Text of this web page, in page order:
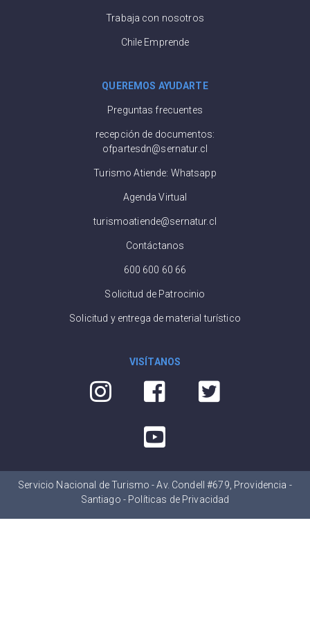
Trabaja con nosotros
Chile Emprende
QUEREMOS AYUDARTE
Preguntas frecuentes
recepción de documentos:
ofpartesdn@sernatur.cl
Turismo Atiende: Whatsapp
Agenda Virtual
turismoatiende@sernatur.cl
Contáctanos
600 600 60 66
Solicitud de Patrocinio
Solicitud y entrega de material turístico
VISÍTANOS
Servicio Nacional de Turismo - Av. Condell #679, Providencia -
Santiago - Políticas de Privacidad